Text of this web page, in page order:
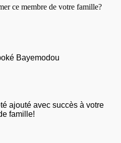
ce membre de votre famille?
Bayemodou
ajouté avec succès à votre
famille!